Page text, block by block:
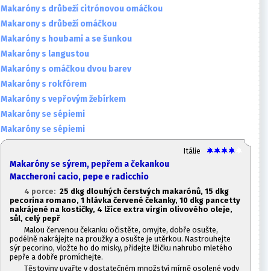
Makaróny s drůbeží citrónovou omáčkou
Makarony s drůbeží omáčkou
Makaróny s houbami a se šunkou
Makaróny s langustou
Makaróny s omáčkou dvou barev
Makaróny s rokfórem
Makaróny s vepřovým žebírkem
Makaróny se sépiemi
Makaróny se sépiemi
Itálie
Makaróny se sýrem, pepřem a čekankou
Maccheroni cacio, pepe e radicchio
4 porce: 25 dkg dlouhých čerstvých makarónů, 15 dkg
pecorina romano, 1 hlávka červené čekanky, 10 dkg pancetty
nakrájené na kostičky, 4 lžíce extra virgin olivového oleje,
sůl, celý pepř
Malou červenou čekanku očistěte, omyjte, dobře osušte,
podélně nakrájejte na proužky a osušte je utěrkou. Nastrouhejte
sýr pecorino, vložte ho do misky, přidejte lžičku nahrubo mletého
pepře a dobře promíchejte.
Těstoviny uvařte v dostatečném množství mírně osolené vody